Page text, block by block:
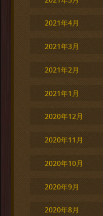
2021年4月
2021年3月
2021年2月
2021年1月
2020年12月
2020年11月
2020年10月
2020年9月
2020年8月